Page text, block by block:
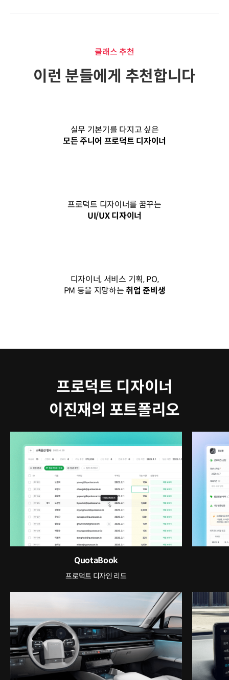
클래스 추천
이런 분들에게 추천합니다
실무 기본기를 다지고 싶은
모든 주니어 프로덕트 디자이너
프로덕트 디자이너를 꿈꾸는
UI/UX 디자이너
디자이너, 서비스 기획, PO,
PM 등을 지망하는취업 준비생
프로덕트 디자이너
이진재의 포트폴리오
QuotaBook
프로덕트 디자인 리드